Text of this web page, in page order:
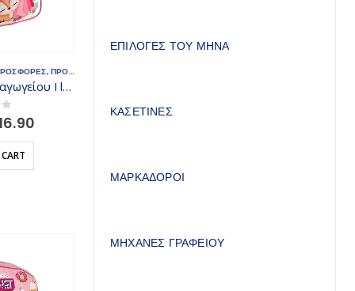
, ΠΡΟΣΧΟΛΙΚΗΣ
Must Σακίδιο Νηπιαγωγείου I love you deerly
ΕΠΙΛΟΓΕΣ ΤΟΥ ΜΗΝΑ
ΚΑΣΕΤΙΝΕΣ
ΜΑΡΚΑΔΟΡΟΙ
ΜΗΧΑΝΕΣ ΓΡΑΦΕΙΟΥ